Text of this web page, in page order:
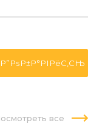
Посмотреть все